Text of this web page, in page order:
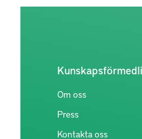
Om oss
Press
Kontakta oss